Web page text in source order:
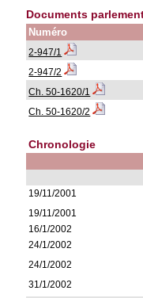
Documents
Numéro
2-947/1
2-947/2
Ch. 50-1620/1
Ch. 50-1620/2
Chronologie
19/11/2001
19/11/2001
16/1/2002
24/1/2002
24/1/2002
31/1/2002